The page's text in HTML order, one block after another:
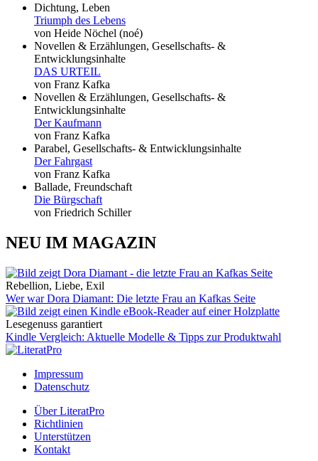
Dichtung, Leben
Triumph des Lebens
von Heide Nöchel (noé)
Novellen & Erzählungen, Gesellschafts- &
Entwicklungsinhalte
DAS URTEIL
von Franz Kafka
Novellen & Erzählungen, Gesellschafts- &
Entwicklungsinhalte
Der Kaufmann
von Franz Kafka
Parabel, Gesellschafts- & Entwicklungsinhalte
Der Fahrgast
von Franz Kafka
Ballade, Freundschaft
Die Bürgschaft
von Friedrich Schiller
NEU IM MAGAZIN
Rebellion, Liebe, Exil
Wer war Dora Diamant: Die letzte Frau an Kafkas Seite
Lesegenuss garantiert
Kindle Vergleich: Aktuelle Modelle & Tipps zur Produktwahl
Impressum
Datenschutz
Über LiteratPro
Richtlinien
Unterstützen
Kontakt